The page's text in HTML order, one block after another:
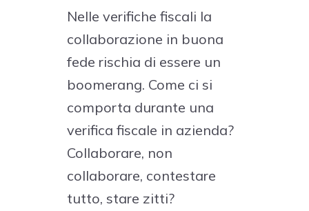
Nelle verifiche fiscali la
collaborazione in buona
fede rischia di essere un
boomerang. Come ci si
comporta durante una
verifica fiscale in azienda?
Collaborare, non
collaborare, contestare
tutto, stare zitti?